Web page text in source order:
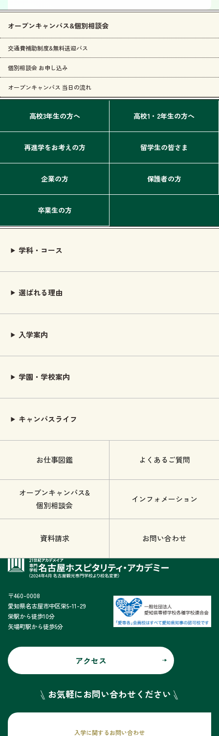
オープンキャンパス&個別相談会
交通費補助制度&無料送迎バス
個別相談会 お申し込み
オープンキャンパス 当日の流れ
高校3年生の方へ 高校1・2年生の方へ
再進学をお考えの方 留学生の皆さま
企業の方 保護者の方
卒業生の方
学科・コース
選ばれる理由
入学案内
学園・学校案内
キャンパスライフ
お仕事図鑑 よくあるご質問
オープンキャンパス&
個別相談会
インフォメーション
資料請求 お問い合わせ
〒460-0008
愛知県名古屋市中区栄5-11-29
栄駅から徒歩10分
矢場町駅から徒歩5分
アクセス
お気軽にお問い合わせください
入学に関するお問い合わせ